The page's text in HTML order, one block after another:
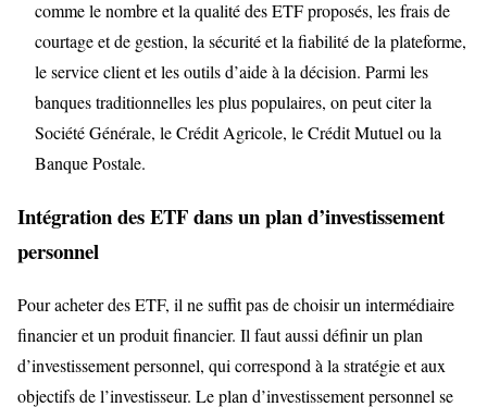
comme le nombre et la qualité des ETF proposés, les frais de
courtage et de gestion, la sécurité et la fiabilité de la plateforme,
le service client et les outils d’aide à la décision. Parmi les
banques traditionnelles les plus populaires, on peut citer la
Société Générale, le Crédit Agricole, le Crédit Mutuel ou la
Banque Postale.
Intégration des ETF dans un plan d’investissement
personnel
Pour acheter des ETF, il ne suffit pas de choisir un intermédiaire
financier et un produit financier. Il faut aussi définir un plan
d’investissement personnel, qui correspond à la stratégie et aux
objectifs de l’investisseur. Le plan d’investissement personnel se